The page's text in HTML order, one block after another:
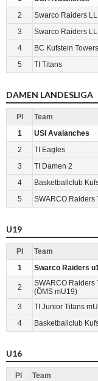
2
Swarco Raiders
3
Swarco Raiders
4
BC Kufstein Towers
5
TI Titans
DAMEN LANDESLIGA
Pl Team
1
USI Avalanches
2
TI Eagles
3
TI Damen 2
4
Basketballclub
5
SWARCO Raiders
U19
Pl Team
1
Swarco Raiders
2
SWARCO Raiders
(ÖMS mU19)
3 TI Junior Titans
4
Basketballclub
U16
Pl Team